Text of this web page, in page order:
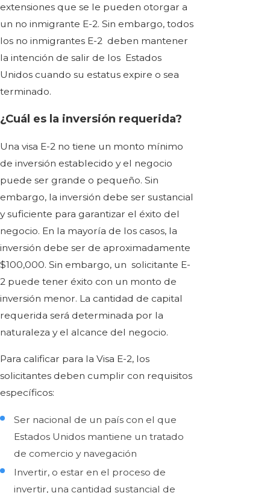
extensiones que se le pueden otorgar a
un no inmigrante E-2. Sin embargo, todos
los no inmigrantes E-2 deben mantener
la intención de salir de los Estados
Unidos cuando su estatus expire o sea
terminado.
¿Cuál es la inversión requerida?
Una visa E-2 no tiene un monto mínimo
de inversión establecido y el negocio
puede ser grande o pequeño. Sin
embargo, la inversión debe ser sustancial
y suficiente para garantizar el éxito del
negocio. En la mayoría de los casos, la
inversión debe ser de aproximadamente
$100,000. Sin embargo, un solicitante E-
2 puede tener éxito con un monto de
inversión menor. La cantidad de capital
requerida será determinada por la
naturaleza y el alcance del negocio.
Para calificar para la Visa E-2, los
solicitantes deben cumplir con requisitos
específicos:
Ser nacional de un país con el que
Estados Unidos mantiene un tratado
de comercio y navegación
Invertir, o estar en el proceso de
invertir, una cantidad sustancial de